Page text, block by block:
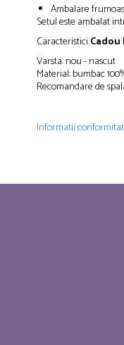
Ambalare
Setul este ambalat
Caracteristici
Varsta: nou - nascut
Material: bumbac
Recomandare de
Informatii